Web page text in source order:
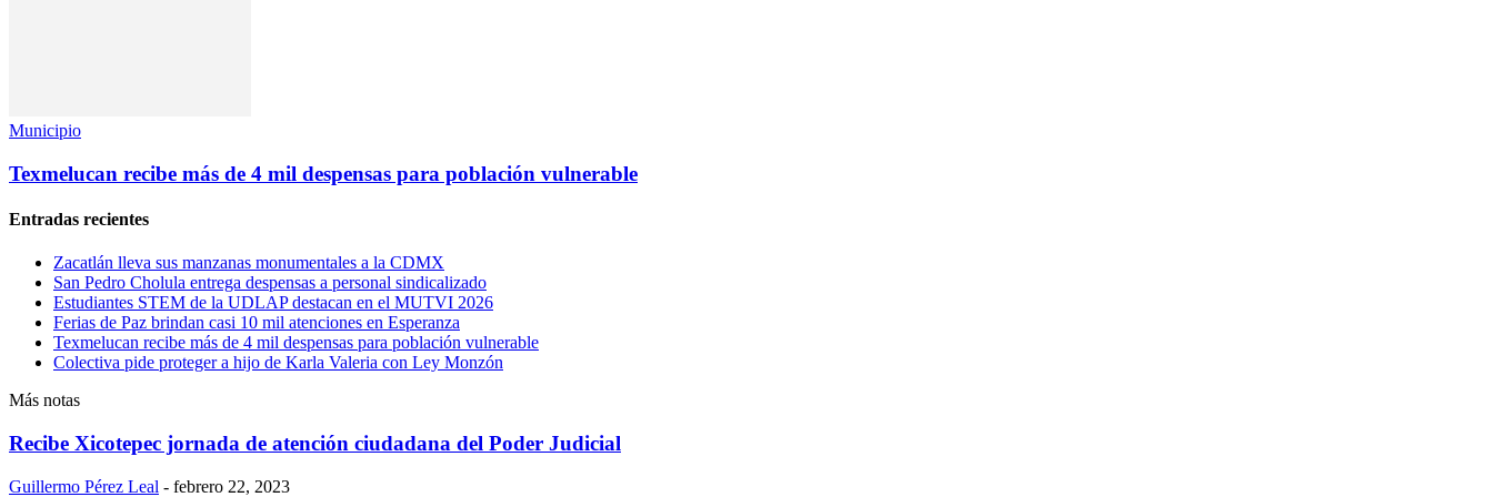
Municipio
Texmelucan recibe más de 4 mil despensas para población vulnerable
Entradas recientes
Zacatlán lleva sus manzanas monumentales a la CDMX
San Pedro Cholula entrega despensas a personal sindicalizado
Estudiantes STEM de la UDLAP destacan en el MUTVI 2026
Ferias de Paz brindan casi 10 mil atenciones en Esperanza
Texmelucan recibe más de 4 mil despensas para población vulnerable
Colectiva pide proteger a hijo de Karla Valeria con Ley Monzón
Más notas
Recibe Xicotepec jornada de atención ciudadana del Poder Judicial
Guillermo Pérez Leal - febrero 22, 2023